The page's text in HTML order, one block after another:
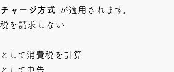
ャージ方式 が適用されます。
を請求しない
して消費税を計算
して申告